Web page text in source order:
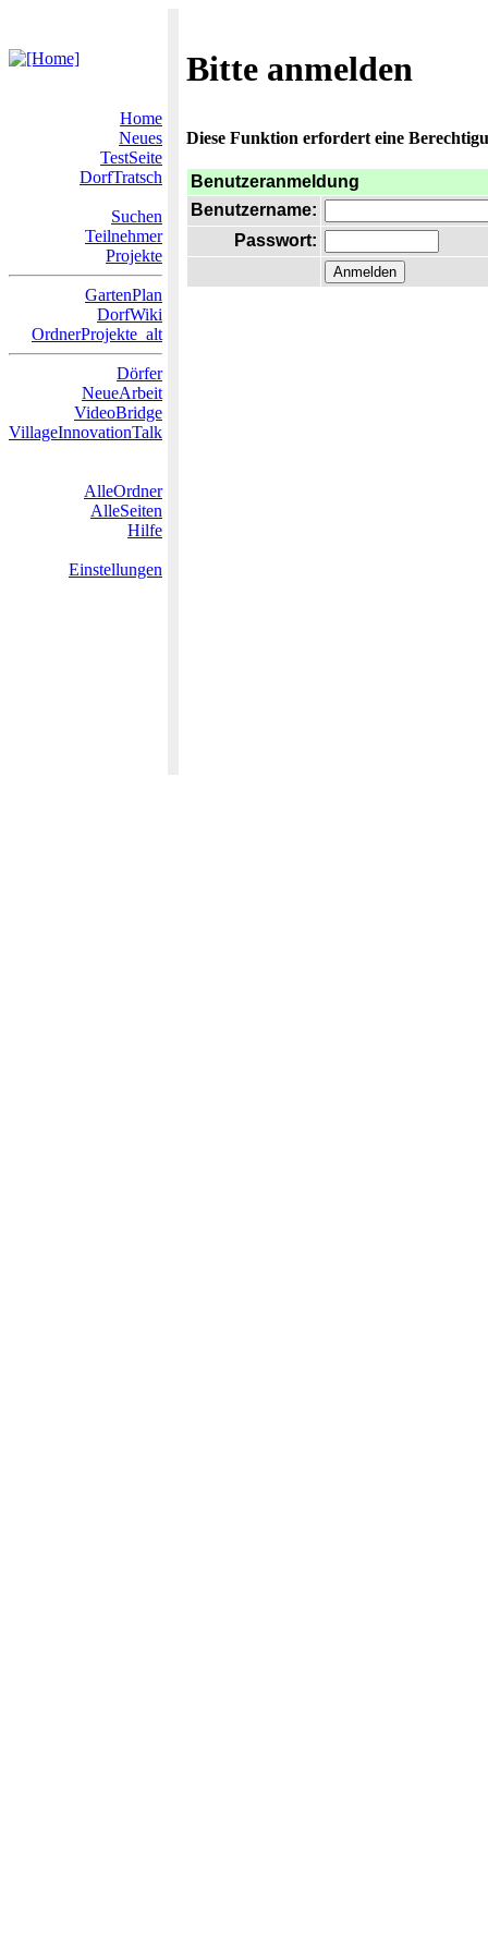
Bitte anmelden
Home
Neues
TestSeite
DorfTratsch
Suchen
Teilnehmer
Projekte
GartenPlan
DorfWiki
OrdnerProjekte_alt
Dörfer
NeueArbeit
VideoBridge
VillageInnovationTalk
AlleOrdner
AlleSeiten
Hilfe
Einstellungen
Diese Funktion erfordert eine
Benutzeranmeldung
Benutzername:
Passwort: